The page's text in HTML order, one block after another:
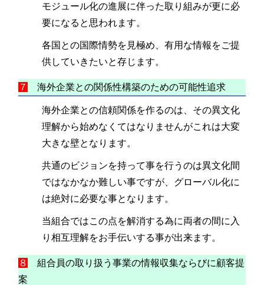
モジュール化の進展に伴った取り組みが更に必
要になると思われます。
各国との国際情勢を見極め、有用な情報をご提
供していきたいと存じます。
７ 海外企業との関係性構築のための可能性追求
海外企業との信頼関係を作るのは、その異文化
理解から始めなくてはなりませんがこれは大変
大きな壁となります。
共通のビジョンを持って事を行うのは異文化間
ではなかなか難しい事ですが、グローバル化に
は絶対に必要な事となります。
当組合ではこの点を解消する為に両者の間に入
り相互理解をお手伝いする事が出来ます。
８
組合員の取り扱う事業の情報収集ならびに顧客提
案